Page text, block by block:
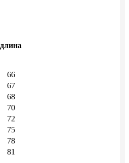
длина
66
67
68
70
72
75
78
81